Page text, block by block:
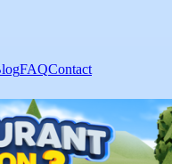
FAQContact